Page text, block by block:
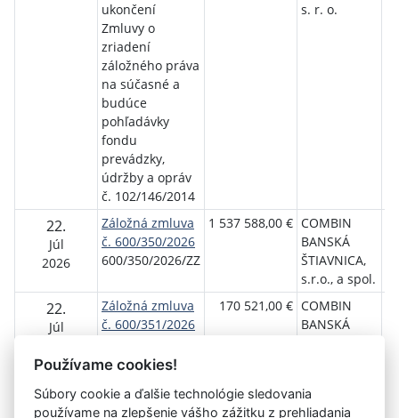
ukončení
Zmluvy o
zriadení
záložného práva
na súčasné a
budúce
pohľadávky
fondu
prevádzky,
údržby a opráv
č. 102/146/2014
s. r. o.
22.
Júl
2026
Záložná zmluva
č. 600/350/2026
600/350/2026/ZZ
1 537 588,00 € COMBIN
BANSKÁ
ŠTIAVNICA,
s.r.o., a spol.
22.
Júl
Záložná zmluva
č. 600/351/2026
170 521,00 € COMBIN
BANSKÁ
Používame cookies!
Súbory cookie a ďalšie technológie sledovania
používame na zlepšenie vášho zážitku z prehliadania